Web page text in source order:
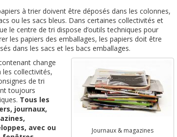
à trier doivent être déposés dans les colonnes,
ou les sacs bleus. Dans certaines collectivités et
le centre de tri dispose d’outils techniques pour
les papiers des emballages, les papiers doit être
dans les sacs et les bacs emballages.
Journaux & magazines
change
les collectivités,
de tri
toujours
Tous les
journaux,
avec ou